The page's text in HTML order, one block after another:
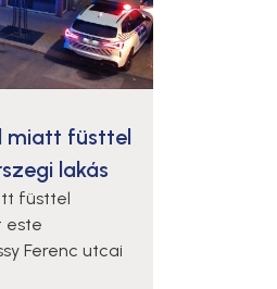
miatt füsttel
lakás
füsttel
este
Ferenc utcai